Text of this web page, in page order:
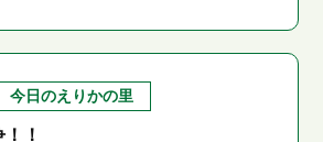
今日のえりかの里